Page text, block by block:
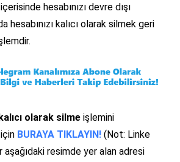
hesabınızı devre dışı
hesabınızı kalıcı olarak silmek geri
olarak silme işlemini
BURAYA TIKLAYIN! (Not: Linke
aşağıdaki resimde yer alan adresi